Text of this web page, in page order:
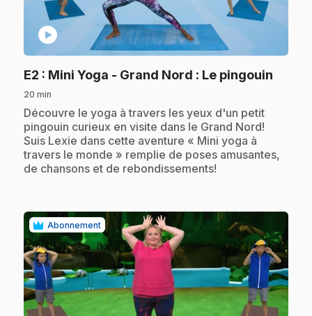
play_circle
E2 : Mini Yoga - Grand Nord : Le pingouin
20 min
.Découvre le yoga à travers les yeux d'un petit
pingouin curieux en visite dans le Grand Nord!
Suis Lexie dans cette aventure « Mini yoga à
travers le monde » remplie de poses amusantes,
de chansons et de rebondissements!
Abonnement